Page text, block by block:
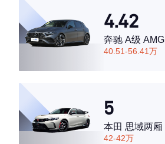
·空间表现较为优秀，优于78%同级车
4.42
奔驰 A级 AMG
40.51-56.41万
5
本田 思域两厢
42-42万